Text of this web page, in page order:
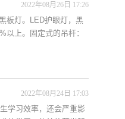
2022年08月26日 17:26
板灯。LED护眼灯，黑
上。固定式的吊杆：
2022年08月24日 17:03
学习效率，还会严重影